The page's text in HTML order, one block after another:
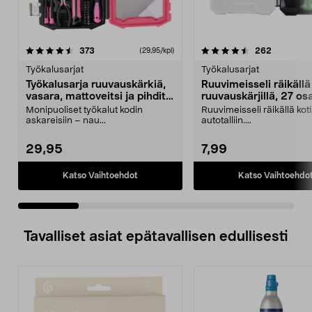
373 (29,95/kpl)
Työkalusarjat
Työkalusarja ruuvauskärkiä,
vasara, mattoveitsi ja pihdit,
39 osaa
Monipuoliset työkalut kodin
askareisiin – nau...
29,95
Katso Vaihtoehdot
4.5 viidestä
262
Työkalusarjat
Ruuvimeisseli räikällä ja
ruuvauskärjillä, 27
Ruuvimeisseli räikällä
autotalliin....
7,99
Katso
4.5 viidestä
Tavalliset asiat epätavallisen edullisesti